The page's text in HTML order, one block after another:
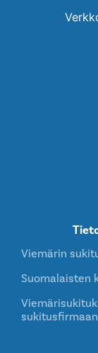
Viemärin
Suomalaisten